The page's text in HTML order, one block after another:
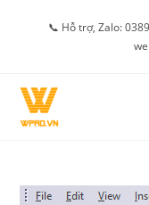
📞 Hỗ trợ, Zalo: